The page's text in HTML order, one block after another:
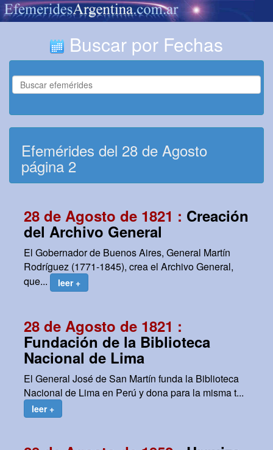
Buscar por Fechas
Efemérides del 28 de Agosto
página 2
28 de Agosto de 1821 : Creación
del Archivo General
El Gobernador de Buenos Aires, General Martín
Rodríguez (1771-1845), crea el Archivo General,
que...
leer +
28 de Agosto de 1821 :
Fundación de la Biblioteca
Nacional de Lima
El General José de San Martín funda la Biblioteca
Nacional de Lima en Perú y dona para la misma t...
leer +